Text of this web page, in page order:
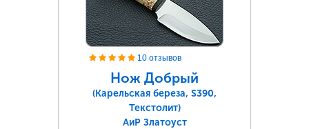
10 отзывов
Нож Добрый
(Карельская береза, S390,
Текстолит)
АиР Златоуст